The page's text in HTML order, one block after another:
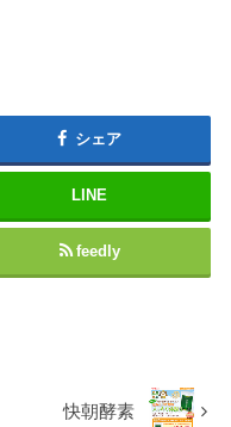
シェア
LINE
feedly
快朝酵素